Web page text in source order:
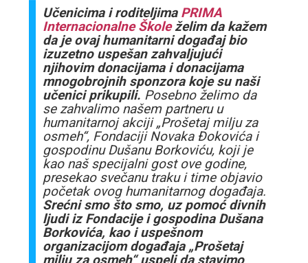
Učenicima i roditeljima PRIMA
Internacionalne Školeželim da kažem
da je ovaj humanitarni događaj bio
izuzetno uspešan zahvaljujući
njihovim donacijama i donacijama
mnogobrojnih sponzora koje su naši
učenici prikupili. Posebno želimo da
se zahvalimo našem partneru u
humanitarnoj akciji „Prošetaj milju za
osmeh“, Fondaciji Novaka Đokovića i
gospodinu Dušanu Borkoviću, koji je
kao naš specijalni gost ove godine,
presekao svečanu traku i time objavio
početak ovog humanitarnog događaja.
Srećni smo što smo, uz pomoć divnih
ljudi iz Fondacije i gospodina Dušana
Borkovića, kao i uspešnom
organizacijom događaja „Prošetaj